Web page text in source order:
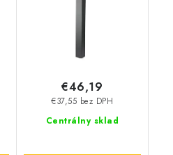
Centrálny sklad
€37,55 bez DPH
€46,19